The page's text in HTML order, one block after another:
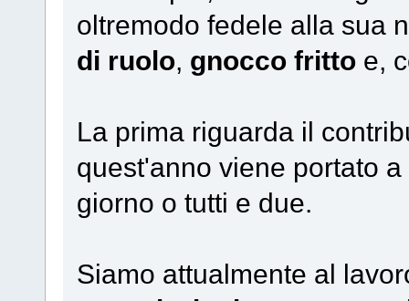
oltremodo fedele alla sua
di ruolo, gnocco frittoe,
La prima riguarda il
quest'anno viene portato a
giorno o tutti e due.
Siamo attualmente al